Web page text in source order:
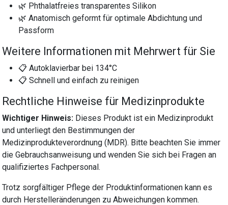
🌿 Phthalatfreies transparentes Silikon
🌿 Anatomisch geformt für optimale Abdichtung und
Passform
Weitere Informationen mit Mehrwert für Sie
📋 Autoklavierbar bei 134°C
📋 Schnell und einfach zu reinigen
Rechtliche Hinweise für Medizinprodukte
Wichtiger Hinweis: Dieses Produkt ist ein Medizinprodukt
und unterliegt den Bestimmungen der
Medizinprodukteverordnung (MDR). Bitte beachten Sie immer
die Gebrauchsanweisung und wenden Sie sich bei Fragen an
qualifiziertes Fachpersonal.
Trotz sorgfältiger Pflege der Produktinformationen kann es
durch Herstelleränderungen zu Abweichungen kommen.